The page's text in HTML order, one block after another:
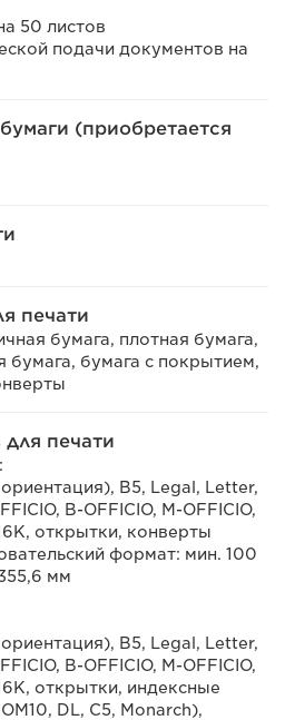
50 листов
подачи документов на
(приобретается
печати
бумага, плотная бумага,
бумага, бумага с покрытием,
печати
B5, Legal, Letter,
B-OFFICIO, M-OFFICIO,
открытки, конверты
формат: мин. 100
мм
B5, Legal, Letter,
B-OFFICIO, M-OFFICIO,
открытки, индексные
DL, C5, Monarch),